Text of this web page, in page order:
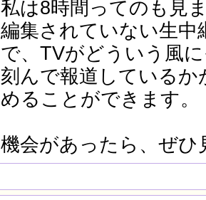
私は8時間ってのも見
編集されていない生中
で、TVがどういう風
刻んで報道しているか
めることができます。
機会があったら、ぜひ